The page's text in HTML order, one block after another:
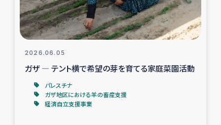
2026.06.05
ガザ ― テント横で希望の芽を育てる家庭菜園活動
パレスチナ
ガザ地区における羊の畜産支援
経済自立支援事業